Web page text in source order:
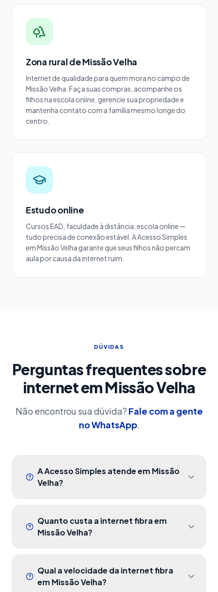
Zona rural de Missão Velha
Internet de qualidade para quem mora no campo de
Missão Velha. Faça suas compras, acompanhe os
filhos na escola online, gerencie sua propriedade e
mantenha contato com a família mesmo longe do
centro.
Estudo online
Cursos EAD, faculdade à distância, escola online —
tudo precisa de conexão estável. A Acesso Simples
em Missão Velha garante que seus filhos não percam
aula por causa da internet ruim.
DÚVIDAS
Perguntas frequentes sobre
internet em Missão Velha
Não encontrou sua dúvida? Fale com a gente
no WhatsApp.
A Acesso Simples atende em Missão
Velha?
Sim. A Acesso Simples oferece internet
fibra óptica para residências e empresas
em Missão Velha, com cobertura na área
da zona rural. Para confirmar a
disponibilidade no seu endereço, envie
sua localização pelo WhatsApp e fazemos
Quanto custa a internet fibra em
Missão Velha?
Os planos residenciais começam em R$
99,90/mês e variam conforme a
velocidade contratada. Todos incluem Wi-
Qual a velocidade da internet fibra
em Missão Velha?